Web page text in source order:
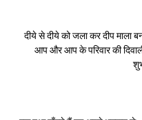
दीये से दीये को जला कर दीप
आप और आप के परिवार की